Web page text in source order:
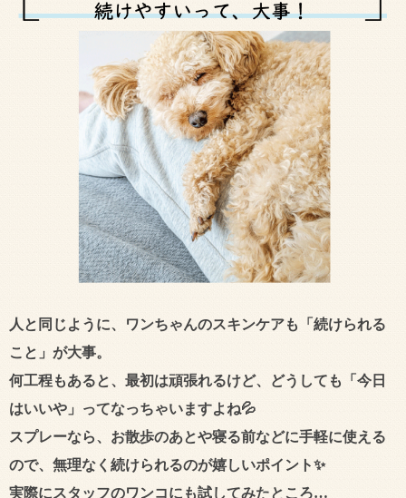
人と同じように、ワンちゃんのスキンケアも「続けられる
こと」が大事。
何工程もあると、最初は頑張れるけど、どうしても「今日
はいいや」ってなっちゃいますよね💦
スプレーなら、お散歩のあとや寝る前などに手軽に使える
ので、無理なく続けられるのが嬉しいポイント✨
実際にスタッフのワンコにも試してみたところ…